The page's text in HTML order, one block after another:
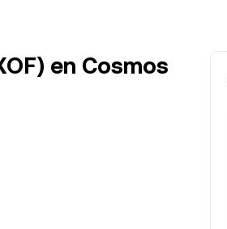
en Cosmos